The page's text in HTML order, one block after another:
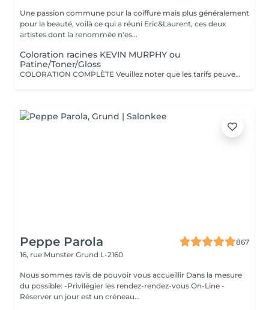
Une passion commune pour la coiffure mais plus généralement
pour la beauté, voilà ce qui a réuni Eric&Laurent, ces deux
artistes dont la renommée n'es...
Coloration racines KEVIN MURPHY ou
Patine/Toner/Gloss
COLORATION COMPLÈTE Veuillez noter que les tarifs peuvent varier en fonction de la longueur des cheveux, de leur densité, de la quantité de produit nécessaire ainsi que de la complexité de la prestation. COLOR.ME by KEVIN.MURPHY Découvrez une expérience de coloration haut de gamme avec COLOR.ME by KEVIN.MURPHY, une gamme de coloration professionnelle alliant performance, innovation et respect de la fibre capillaire. Les avantages : Formule sans ammoniaque, sans PPD et sans parabène Enrichie en miel, beurre de karité et grenade pour nourrir et protéger les cheveux Jusqu'à 100 % de couverture des cheveux blancs Couleur intense, lumineuse et durable Respect optimal de la fibre capillaire et du cuir chevelu Cheveux visiblement plus doux, brillants et éclatants de santé Formule cruelty-free, développée dans le respect du bien-être animal Une expérience de coloration premium qui associe l'excellence de la couleur à des actifs de soin performants, pour un résultat sur mesure, éclatant et naturellement sophistiqué.
Peppe Parola
867
16, rue Munster Grund L-2160
Nous sommes ravis de pouvoir vous accueillir Dans la mesure
du possible: -Privilégier les rendez-rendez-vous On-Line -
Réserver un jour est un créneau...